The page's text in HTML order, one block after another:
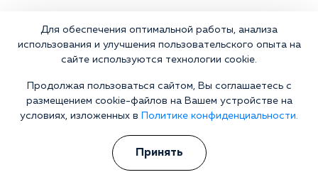
Для обеспечения оптимальной работы, анализа
использования и улучшения пользовательского опыта на
сайте используются технологии cookie.
Продолжая пользоваться сайтом, Вы соглашаетесь с
размещением cookie-файлов на Вашем устройстве на
условиях, изложенных в
Политике конфиденциальности.
Принять